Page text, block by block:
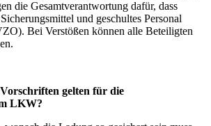
die Gesamtverantwortung dafür, dass
und geschultes Personal
Bei Verstößen können alle Beteiligten
gelten für die
LKW?